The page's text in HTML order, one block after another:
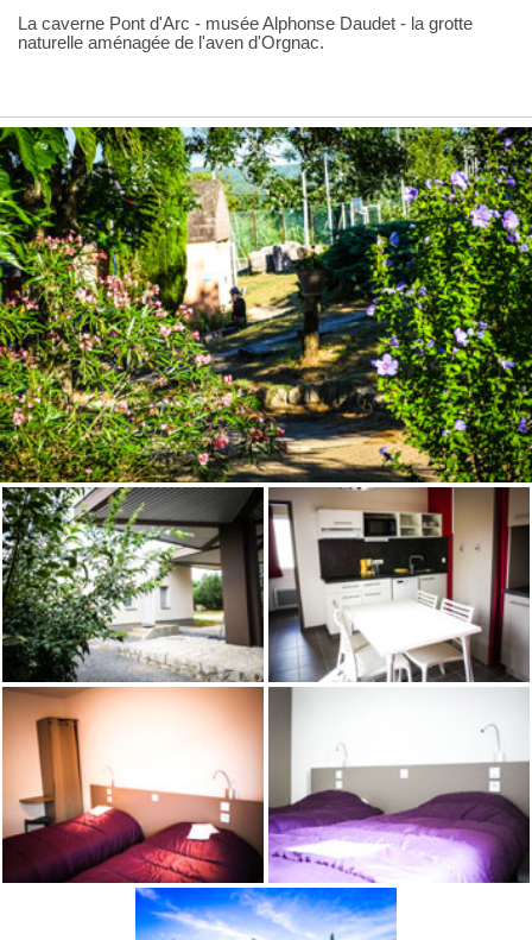
La caverne Pont d'Arc - musée Alphonse Daudet - la grotte
naturelle aménagée de l'aven d'Orgnac.